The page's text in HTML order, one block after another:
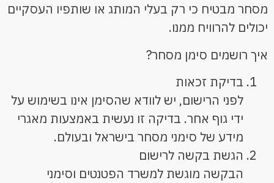
מסחר מבטיח כי רק בעלי המותג או שותפיו העסקיים
יכולים להרוויח ממנו.
איך רושמים סימן מסחר?
בדיקת זכאות
לפני הרישום, יש לוודא שהסימן אינו בשימוש על
ידי גוף אחר. בדיקה זו נעשית באמצעות מאגרי
מידע של סימני מסחר בישראל ובעולם.
הגשת בקשה לרישום
הבקשה מוגשת למשרד הפטנטים וסימני